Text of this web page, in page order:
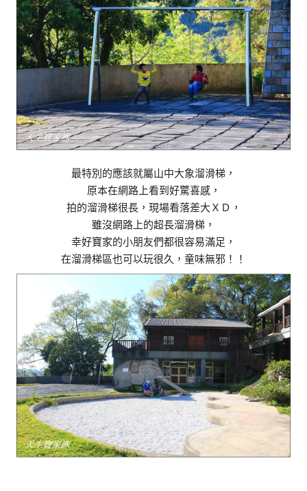
最特別的應該就屬山中大象溜滑梯，
原本在網路上看到好驚喜感，
拍的溜滑梯很長，現場看落差大ＸＤ，
雖沒網路上的超長溜滑梯，
幸好寶家的小朋友們都很容易滿足，
在溜滑梯區也可以玩很久，童味無邪！！